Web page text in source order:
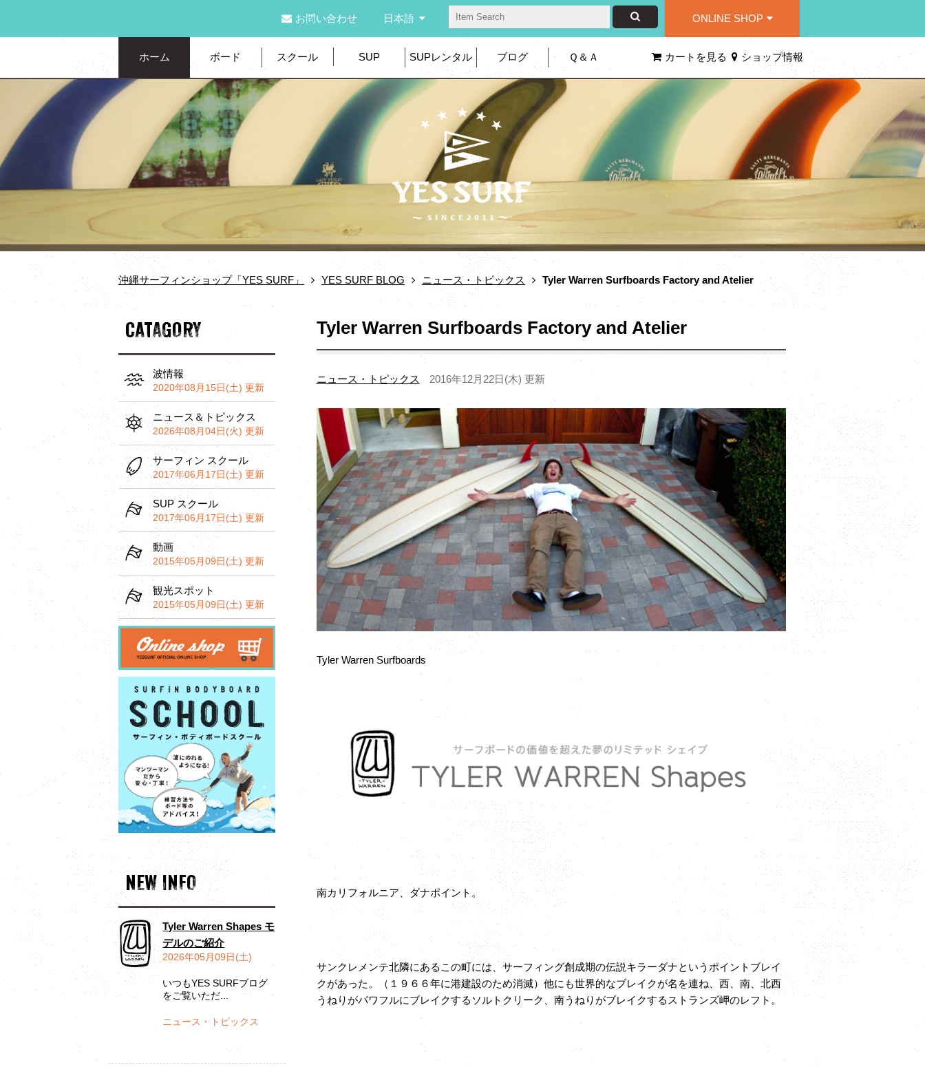
お問い合わせ 日本語 ONLINE SHOP
ホーム ボード スクール SUP SUPレンタル ブログ Ｑ＆Ａ カートを見る ショップ情報
沖縄サーフィンショップ「YES SURF」 YES SURF BLOG ニュース・トピックス Tyler Warren Surfboards Factory and Atelier
Tyler Warren Surfboards Factory and Atelier
ニュース・トピックス 2016年12月22日(木) 更新
Tyler Warren Surfboards
南カリフォルニア、ダナポイント。
サンクレメンテ北隣にあるこの町には、サーフィング創成期の伝説キラーダナというポイントブレイ
クがあった。（１９６６年に港建設のため消滅）他にも世界的なブレイクが名を連ね、西、南、北西
うねりがパワフルにブレイクするソルトクリーク、南うねりがブレイクするストランズ岬のレフト。
CATAGORY
波情報
2020年08月15日(土) 更新
ニュース＆トピックス
2026年08月04日(火) 更新
サーフィン スクール
2017年06月17日(土) 更新
SUP スクール
2017年06月17日(土) 更新
動画
2015年05月09日(土) 更新
観光スポット
2015年05月09日(土) 更新
NEW INFO
Tyler Warren Shapes モ
デルのご紹介
2026年05月09日(土)
いつもYES SURFブログ
をご覧いただ...
ニュース・トピックス